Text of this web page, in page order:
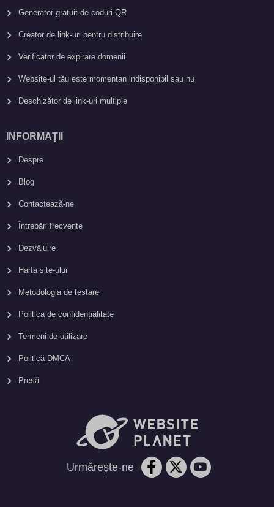
Generator gratuit de coduri QR
Creator de link-uri pentru distribuire
Verificator de expirare domenii
Website-ul tău este momentan indisponibil sau nu
Deschizător de link-uri multiple
INFORMAȚII
Despre
Blog
Contactează-ne
Întrebări frecvente
Dezvăluire
Harta site-ului
Metodologia de testare
Politica de confidențialitate
Termeni de utilizare
Politică DMCA
Presă
Urmărește-ne